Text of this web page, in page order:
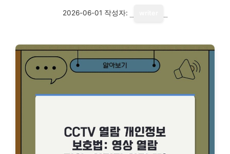
2026-06-01 작성자: